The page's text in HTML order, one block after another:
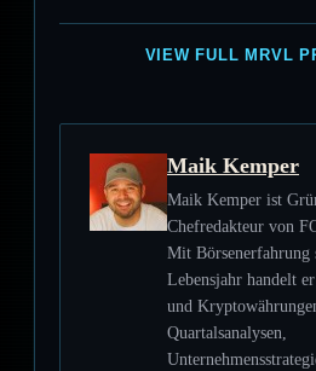
VIEW FULL MRVL
Maik Kemper
Maik Kemper ist
Chefredakteur von
Mit Börsenerfahrung
Lebensjahr handelt
und
Quartalsanalysen,